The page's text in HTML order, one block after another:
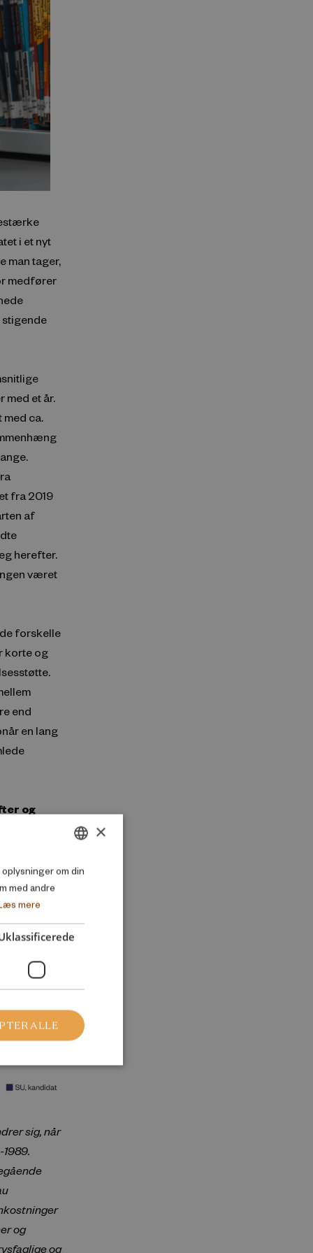
i et nyt
man tager,
medfører
et år.
ca.
fra 2019
af
herefter.
været
forskelle
korte og
end
en lang
og
sig, når
og
og
DANISH
×
om din
med andre
mere
ALLE